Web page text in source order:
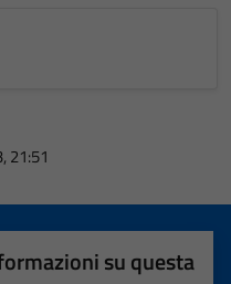
21:51
su questa